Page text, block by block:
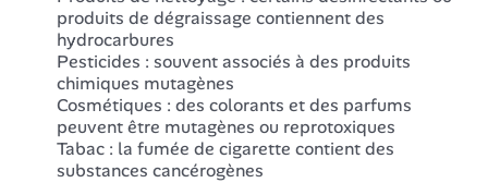
produits de dégraissage contiennent des
hydrocarbures
Pesticides : souvent associés à des produits
chimiques mutagènes
Cosmétiques : des colorants et des parfums
peuvent être mutagènes ou reprotoxiques
Tabac : la fumée de cigarette contient des
substances cancérogènes